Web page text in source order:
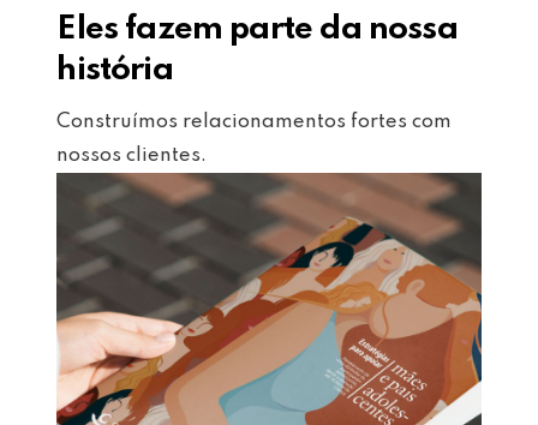
Eles fazem parte da nossa
história
Construímos relacionamentos fortes com
nossos clientes.